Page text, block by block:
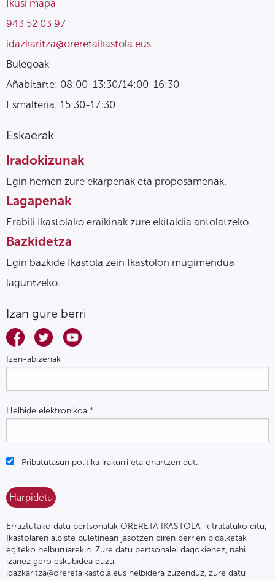
Ikusi mapa
943 52 03 97
idazkaritza@oreretaikastola.eus
Bulegoak
Añabitarte: 08:00-13:30/14:00-16:30
Esmalteria: 15:30-17:30
Eskaerak
Iradokizunak
Egin hemen zure ekarpenak eta proposamenak.
Lagapenak
Erabili Ikastolako eraikinak zure ekitaldia antolatzeko.
Bazkidetza
Egin bazkide Ikastola zein Ikastolon mugimendua
laguntzeko.
Izan gure berri
Izen-abizenak
Helbide elektronikoa *
Pribatutasun politika irakurri eta onartzen dut.
Erraztutako datu pertsonalak ORERETA IKASTOLA-k tratatuko ditu,
Ikastolaren albiste buletinean jasotzen diren berrien bidalketak
egiteko helburuarekin. Zure datu pertsonalei dagokienez, nahi
izanez gero eskubidea duzu,
idazkaritza@oreretaikastola.eus helbidera zuzenduz, zure datu